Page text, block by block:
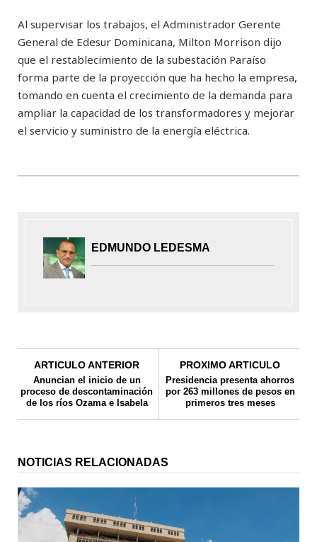
Al supervisar los trabajos, el Administrador Gerente
General de Edesur Dominicana, Milton Morrison dijo
que el restablecimiento de la subestación Paraíso
forma parte de la proyección que ha hecho la empresa,
tomando en cuenta el crecimiento de la demanda para
ampliar la capacidad de los transformadores y mejorar
el servicio y suministro de la energía eléctrica.
EDMUNDO LEDESMA
ARTICULO ANTERIOR
Anuncian el inicio de un
proceso de descontaminación
de los ríos Ozama e Isabela
PROXIMO ARTICULO
Presidencia presenta ahorros
por 263 millones de pesos en
primeros tres meses
NOTICIAS RELACIONADAS